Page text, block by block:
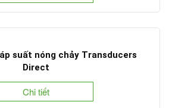
suất nóng chảy Transducers
Direct
Chi tiết